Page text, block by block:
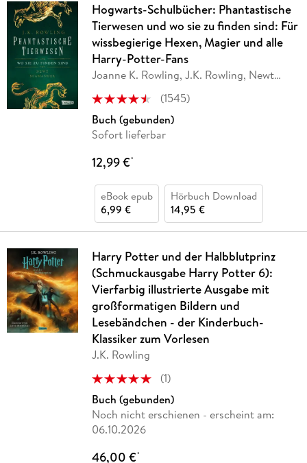
Hogwarts-Schulbücher: Phantastische
Tierwesen und wo sie zu finden sind: Für
wissbegierige Hexen, Magier und alle
Harry-Potter-Fans
Joanne K. Rowling, J.K. Rowling, Newt
(1545)
Buch (gebunden)
Sofort lieferbar
12,99 €*
eBook epub
6,99 €
Hörbuch Download
14,95 €
Harry Potter und der Halbblutprinz
(Schmuckausgabe Harry Potter 6):
Vierfarbig illustrierte Ausgabe mit
großformatigen Bildern und
Lesebändchen - der Kinderbuch-
Klassiker zum Vorlesen
J.K. Rowling
(1)
Buch (gebunden)
Noch nicht erschienen - erscheint am:
06.10.2026
46,00 €*